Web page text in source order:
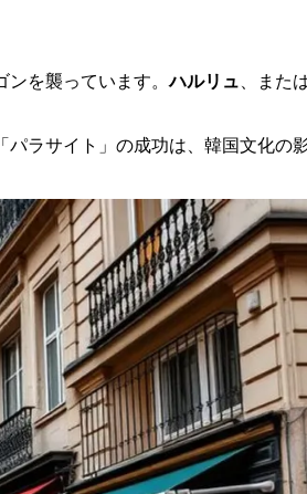
ンを襲っています。ハルリュ 、また
ラサイト」の成功は、韓国文化の